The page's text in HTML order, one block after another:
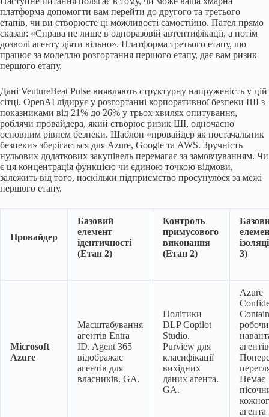
платформа допомогти вам перейти до другого та третього
етапів, чи ви створюєте ці можливості самостійно. Пател прямо
сказав: «Справа не лише в одноразовій автентифікації, а потім
дозволі агенту діяти вільно». Платформа третього етапу, що
працює за моделлю розгортання першого етапу, дає вам ризик
першого етапу.
Дані VentureBeat Pulse виявляють структурну напруженість у цій
сітці. OpenAI лідирує у розгортанні корпоративної безпеки ШІ з
показниками від 21% до 26% у трьох хвилях опитування,
роблячи провайдера, який створює ризик ШІ, одночасно
основним рівнем безпеки. Шаблон «провайдер як постачальник
безпеки» зберігається для Azure, Google та AWS. Зручність
нульових додаткових закупівель перемагає за замовчуванням. Чи
є ця концентрація функцією чи єдиною точкою відмови,
залежить від того, наскільки підприємство просунулося за межі
першого етапу.
Провайдер
Базовий
елемент
ідентичності
(Етап 2)
Контроль
примусового
виконання
(Етап 2)
3)
Microsoft
Azure
Масштабування
агентів Entra
ID. Agent 365
відображає
агентів для
власників. GA.
Політики
DLP Copilot
Studio.
Purview для
класифікації
вихідних
даних агента.
GA.
Azure
Немає